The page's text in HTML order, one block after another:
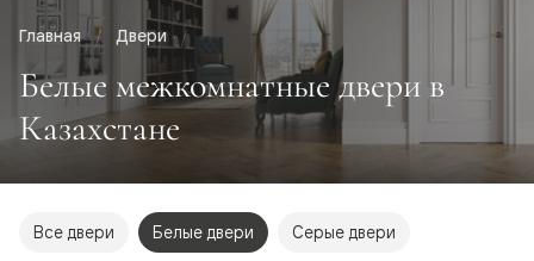
Главная Двери
Белые межкомнатные двери в
Казахстане
Все двери Белые двери Серые двери